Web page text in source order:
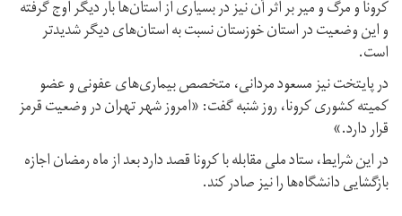
کرونا و مرگ و میر بر اثر آن نیز در بسیاری از استان‌ها بار دیگر اوج گرفته
و این وضعیت در استان خوزستان نسبت به استان‌های دیگر شدیدتر
است.
در پایتخت نیز مسعود مردانی، متخصص بیماری‌های عفونی و عضو
کمیته کشوری کرونا، روز شنبه گفت: «امروز شهر تهران در وضعیت قرمز
قرار دارد.»
در این شرایط، ستاد ملی مقابله با کرونا قصد دارد بعد از ماه رمضان اجازه
بازگشایی دانشگاه‌ها را نیز صادر کند.